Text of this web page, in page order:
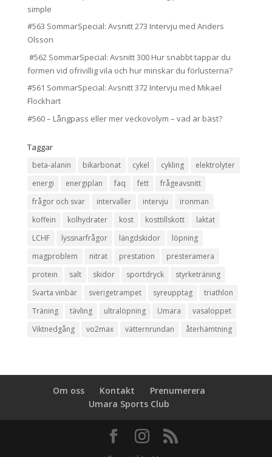
simple
#563 SommarSpecial: Avsnitt 273 Intervju med Anders
Olsson
#562 SommarSpecial: Avsnitt 300 Hur snabbt tappar du
formen vid ofrivillig vila och hur minskar du förlusterna?
#561 SommarSpecial: Avsnitt 372 Intervju med Mikael
Flockhart
#560 – Långpass eller mer veckovolym – vad är bäst?
Taggar
beta-alanin bikarbonat cykel cykling
elektrolyter
energi
energiplan faq fett
frågeavsnitt
frågor och svar
intervaller intervju
ironman
koffein
kolhydrater kost kosttillskott
laktat
LCHF
lyssnarfrågor längdskidor
löpning
magproblem
nitrat prestation
presteramera
protein
salt skidor sportdryck
styrketräning
Svarta vinbär
sverigetrampet syreupptag
triathlon
Träning
tävling ultralöpning Umara
vasaloppet
Viktnedgång
vo2max vätternrundan återhämtning
Om oss Kontakt
Prenumerera
Umara Sports Club